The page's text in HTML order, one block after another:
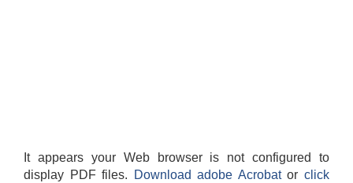
It appears your Web browser is not configured to
display PDF files.
Download adobe Acrobatorclick